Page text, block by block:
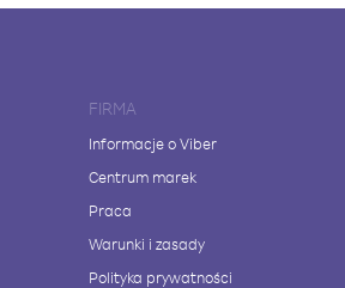
FIRMA
Informacje o Viber
Centrum marek
Praca
Warunki i zasady
Polityka prywatności